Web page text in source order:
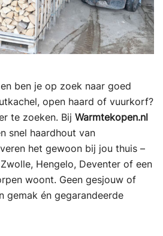
ben je op zoek naar goed
open haard of vuurkorf?
te zoeken. Bij Warmtekopen.nl
snel haardhout van
het gewoon bij jou thuis –
Hengelo, Deventer of een
woont. Geen gesjouw of
gemak én gegarandeerde